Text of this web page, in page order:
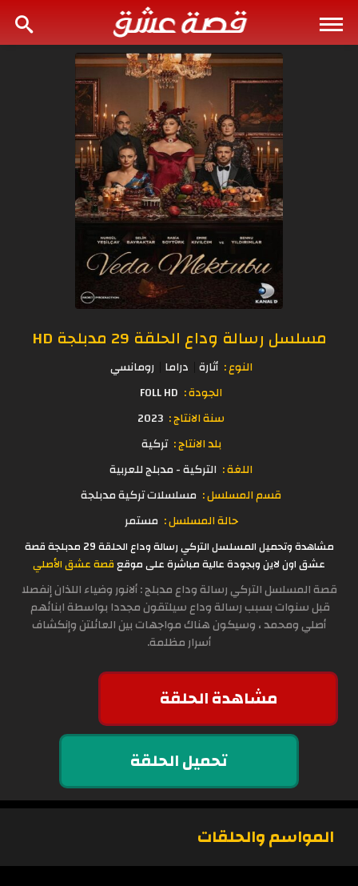
مسلسل رسالة وداع الحلقة 29 مدبلجة HD
النوع : أثارة دراما رومانسي
الجودة : FOLL HD
سنة الانتاج : 2023
بلد الانتاج : تركية
اللغة : التركية - مدبلج للعربية
قسم المسلسل : مسلسلات تركية مدبلجة
حالة المسلسل : مستمر
مشاهدة وتحميل المسلسل التركي رسالة وداع الحلقة 29 مدبلجة قصة
عشق اون لاين وبجودة عالية مباشرة على موقعقصة عشق الأصلي
قصة المسلسل التركي رسالة وداع مدبلج : ألانور وضياء اللذان إنفصلا
قبل سنوات بسبب رسالة وداع سيلتقون مجددا بواسطة ابنائهم
أصلي ومحمد ، وسيكون هناك مواجهات بين العائلتن وإنكشاف
أسرار مظلمة.
مشاهدة الحلقة
تحميل الحلقة
المواسم والحلقات